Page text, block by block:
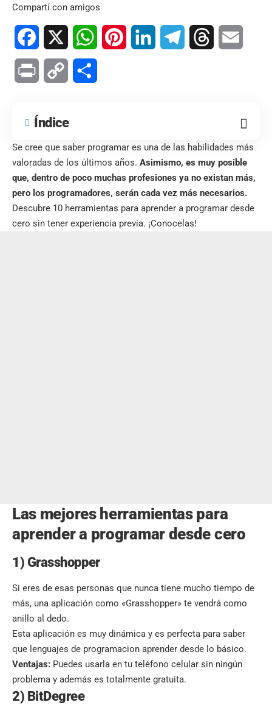
Compartí con amigos
Facebook WhatsAppPinterest LinkedIn TelegramThreads
Print Copy
Índice
Se cree que saber programar es una de las habilidades más
valoradas de los últimos años. Asimismo, es muy posible
que, dentro de poco muchas profesiones ya no existan más,
pero los programadores, serán cada vez más necesarios.
Descubre 10 herramientas para aprender a programar desde
cero sin tener experiencia previa. ¡Conocelas!
Las mejores herramientas para
aprender a programar desde cero
1) Grasshopper
Si eres de esas personas que nunca tiene mucho tiempo de
más, una aplicación como «Grasshopper» te vendrá como
anillo al dedo.
Esta aplicación es muy dinámica y es perfecta para saber
que lenguajes de programacion aprender desde lo básico.
Ventajas: Puedes usarla en tu teléfono celular sin ningún
problema y además es totalmente gratuita.
2) BitDegree